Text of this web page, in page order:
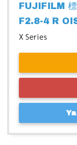
FUJIFILM
F2.8-4 R
X Series